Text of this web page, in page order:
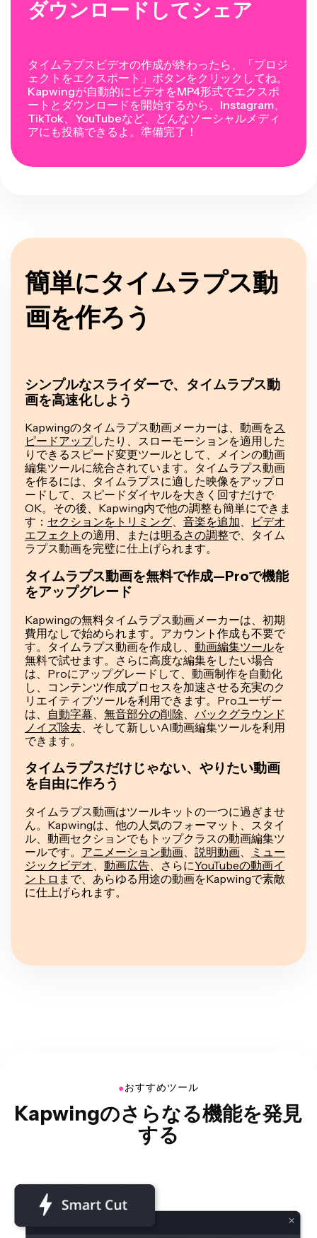
ダウンロードしてシェア
タイムラプスビデオの作成が終わったら、「プロジ
ェクトをエクスポート」ボタンをクリックしてね。
Kapwingが自動的にビデオをMP4形式でエクスポ
ートとダウンロードを開始するから、Instagram、
TikTok、YouTubeなど、どんなソーシャルメディ
アにも投稿できるよ。準備完了！
簡単にタイムラプス動
画を作ろう
シンプルなスライダーで、タイムラプス動
画を高速化しよう
Kapwingのタイムラプス動画メーカーは、動画をス
ピードアップしたり、スローモーションを適用した
りできるスピード変更ツールとして、メインの動画
編集ツールに統合されています。タイムラプス動画
を作るには、タイムラプスに適した映像をアップロ
ードして、スピードダイヤルを大きく回すだけで
OK。その後、Kapwing内で他の調整も簡単にできま
す： セクションをトリミング、 音楽を追加、
ビデオ
エフェクト の適用、または明るさの調整で、タイム
ラプス動画を完璧に仕上げられます。
タイムラプス動画を無料で作成—Proで機能
をアップグレード
Kapwingの無料タイムラプス動画メーカーは、初期
費用なしで始められます。アカウント作成も不要で
す。タイムラプス動画を作成し、 動画編集ツールを
無料で試せます。さらに高度な編集をしたい場合
は、Proにアップグレードして、動画制作を自動化
し、コンテンツ作成プロセスを加速させる充実のク
リエイティブツールを利用できます。Proユーザー
は、 自動字幕 無音部分の削除
バックグラウンド
ノイズ除去 、そして新しいAI動画編集ツールを利用
できます。
タイムラプスだけじゃない、やりたい動画
を自由に作ろう
タイムラプス動画はツールキットの一つに過ぎませ
ん。Kapwingは、他の人気のフォーマット、スタイ
ル、動画セクションでもトップクラスの動画編集ツ
ールです。 アニメーション動画、 説明動画、
ミュー
ジックビデオ、 動画広告、さらにYouTubeの動画イ
ントロ まで、あらゆる用途の動画をKapwingで素敵
に仕上げられます。
●おすすめツール
Kapwingのさらなる機能を発見
する